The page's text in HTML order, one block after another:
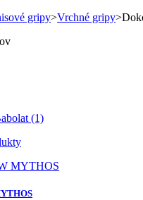
gripy>Vrchné gripy>
(1)